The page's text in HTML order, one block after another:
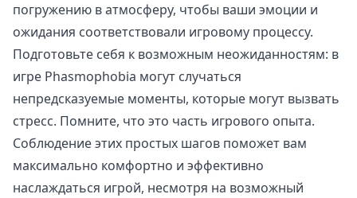
погружению в атмосферу, чтобы ваши эмоции и
ожидания соответствовали игровому процессу.
Подготовьте себя к возможным неожиданностям: в
игре Phasmophobia могут случаться
непредсказуемые моменты, которые могут вызвать
стресс. Помните, что это часть игрового опыта.
Соблюдение этих простых шагов поможет вам
максимально комфортно и эффективно
наслаждаться игрой, несмотря на возможный